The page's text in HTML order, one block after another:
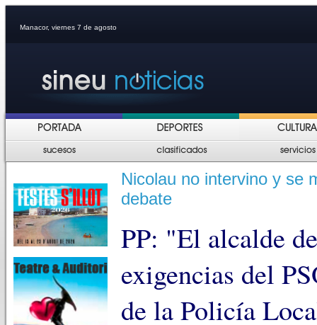
Manacor, viernes 7 de agosto
Nicolau no intervino y se
debate
PP: "El alcalde
exigencias del
de la Policía